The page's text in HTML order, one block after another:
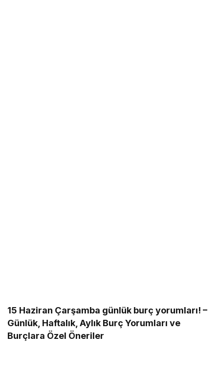
15 Haziran Çarşamba günlük burç yorumları! –
Günlük, Haftalık, Aylık Burç Yorumları ve
Burçlara Özel Öneriler